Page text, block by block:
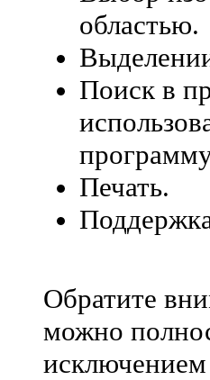
областью.
Поиск в
Печать.
Обратите
можно
исключением